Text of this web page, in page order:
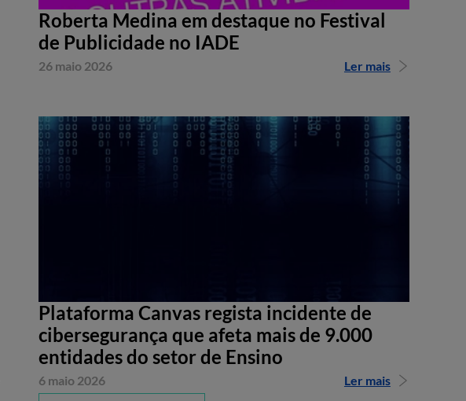
Roberta Medina em destaque no Festival
de Publicidade no IADE
26 maio 2026 Ler mais
Plataforma Canvas regista incidente de
cibersegurança que afeta mais de 9.000
entidades do setor de Ensino
6 maio 2026 Ler mais